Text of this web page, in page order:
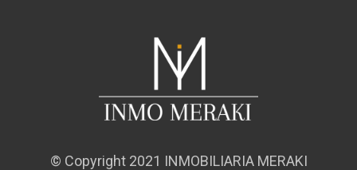
© Copyright 2021 INMOBILIARIA MERAKI